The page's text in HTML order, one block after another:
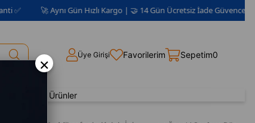
🚀 Aynı Gün Hızlı Kargo | 🤝 14 Gün Ücretsiz İade Güvencesi 📦 | 2 Yıl
Üye Girişi Favorilerim Sepetim0
Yenilenmiş Ürünler
×